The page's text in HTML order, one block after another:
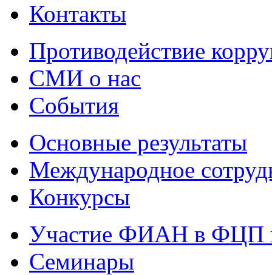
Контакты
Противодействие
СМИ о нас
События
Основные результаты
Международное
Конкурсы
Участие ФИАН в ФЦП
Семинары